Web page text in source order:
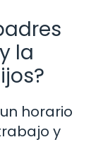
la
horario
y